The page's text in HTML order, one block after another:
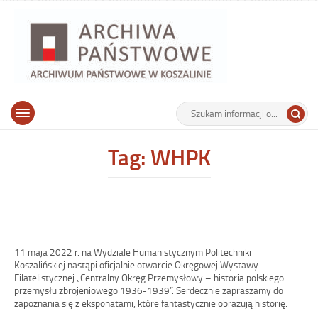
Archiwum Państwowe w Koszalinie
Wyszukiwarka
Tutaj
wpisz
Górne
Otwórz
Tag:WHPK
11 maja 2022 r. na Wydziale Humanistycznym Politechniki
Koszalińskiej nastąpi oficjalnie otwarcie Okręgowej Wystawy
Filatelistycznej „Centralny Okręg Przemysłowy – historia polskiego
przemysłu zbrojeniowego 1936-1939”. Serdecznie zapraszamy do
zapoznania się z eksponatami, które fantastycznie obrazują historię.